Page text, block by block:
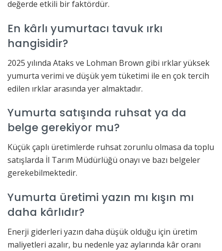
değerde etkili bir faktördür.
En kârlı yumurtacı tavuk ırkı
hangisidir?
2025 yılında Ataks ve Lohman Brown gibi ırklar yüksek
yumurta verimi ve düşük yem tüketimi ile en çok tercih
edilen ırklar arasında yer almaktadır.
Yumurta satışında ruhsat ya da
belge gerekiyor mu?
Küçük çaplı üretimlerde ruhsat zorunlu olmasa da toplu
satışlarda İl Tarım Müdürlüğü onayı ve bazı belgeler
gerekebilmektedir.
Yumurta üretimi yazın mı kışın mı
daha kârlıdır?
Enerji giderleri yazın daha düşük olduğu için üretim
maliyetleri azalır, bu nedenle yaz aylarında kâr oranı